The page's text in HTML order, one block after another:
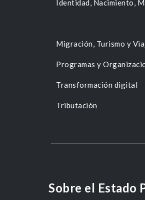
Identidad, Nacimiento,
Migración, Turismo y
Programas y
Transformación digital
Tributación
Sobre el Estado